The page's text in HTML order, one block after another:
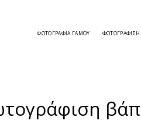
ΦΩΤΟΓΡΑΦΊΑ ΓΆΜΟΥ ΦΩΤΟΓΡΆΦΙΣΗ